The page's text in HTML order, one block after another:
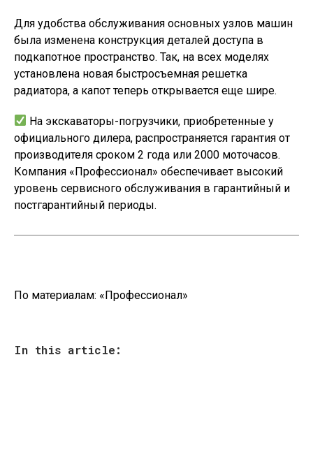
Для удобства обслуживания основных узлов машин
была изменена конструкция деталей доступа в
подкапотное пространство. Так, на всех моделях
установлена новая быстросъемная решетка
радиатора, а капот теперь открывается еще шире.
На экскаваторы-погрузчики, приобретенные у
официального дилера, распространяется гарантия от
производителя сроком 2 года или 2000 моточасов.
Компания «Профессионал» обеспечивает высокий
уровень сервисного обслуживания в гарантийный и
постгарантийный периоды.
По материалам: «Профессионал»
In this article: